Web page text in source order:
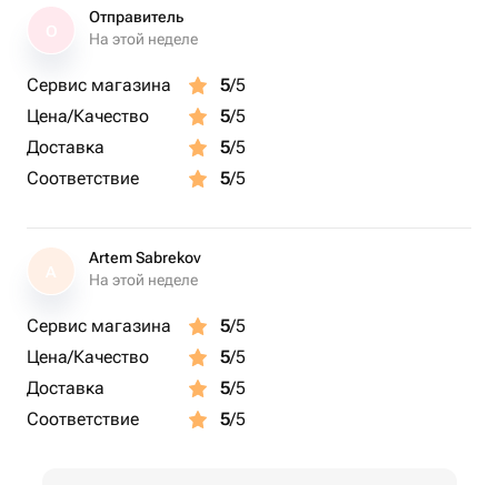
Отправитель
На этой неделе
Сервис магазина 5/5
Цена/Качество
5/5
Доставка
5/5
Соответствие
5/5
A
Artem Sabrekov
На этой неделе
Сервис магазина 5/5
Цена/Качество
5/5
Доставка
5/5
Соответствие
5/5